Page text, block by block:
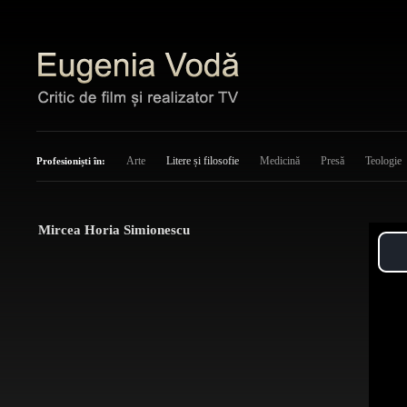
Profesioniști în: Arte Litere și filosofie Medicină Presă Teologie
Mircea Horia Simionescu